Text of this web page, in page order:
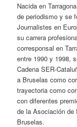
Nacida en
de periodismo y se
Journalistes en
su carrera
corresponsal en
entre 1990 y 1998,
Cadena SER-
a Bruselas como
trayectoria como
con diferentes
de la Asociación de
Bruselas.